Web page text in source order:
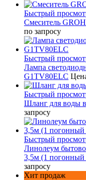
Быстрый
Смеситель
по запросу
Быстрый
Лампа
G1TV80ELC
Быстрый
Шланг для воды
запросу
Быстрый
Линолеум
3,5м (1 погонный
запросу
Хит продаж